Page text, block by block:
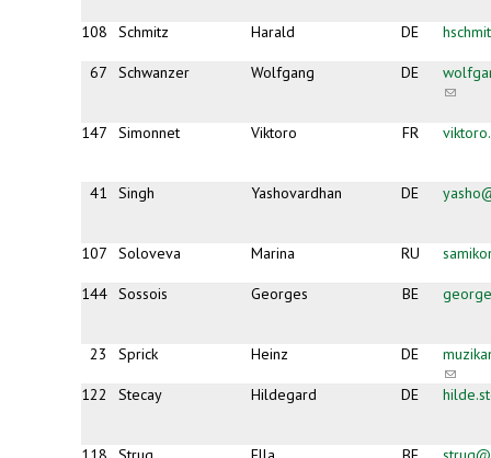
108 Schmitz Harald DE
67 Schwanzer Wolfgang DE
(link
e-
147 Simonnet Viktoro FR
41 Singh Yashovardhan DE
107 Soloveva Marina RU
144 Sossois Georges BE
23 Sprick Heinz DE
(link
sends
122 Stecay Hildegard DE